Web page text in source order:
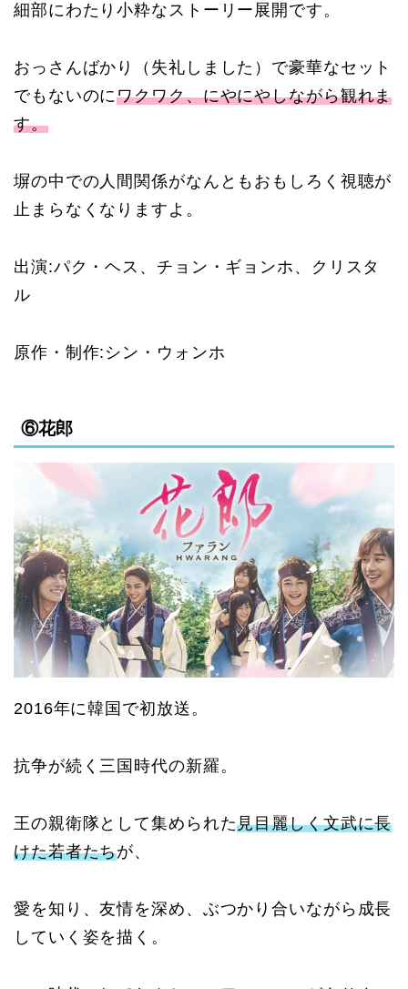
細部にわたり小粋なストーリー展開です。
おっさんばかり（失礼しました）で豪華なセット
でもないのにワクワク、にやにやしながら観れま
す。
塀の中での人間関係がなんともおもしろく視聴が
止まらなくなりますよ。
出演:パク・ヘス、チョン・ギョンホ、クリスタ
ル
原作・制作: シン・ウォンホ
⑥花郎
2016年に韓国で初放送。
抗争が続く三国時代の新羅。
王の親衛隊として集められた見目麗しく文武に長
けた若者たちが、
愛を知り、友情を深め、ぶつかり合いながら成長
していく姿を描く。